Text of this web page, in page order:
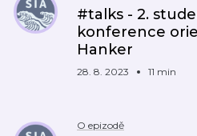
#talks - 2.
konference
Hanker
28. 8. 2023 11 min
O epizodě